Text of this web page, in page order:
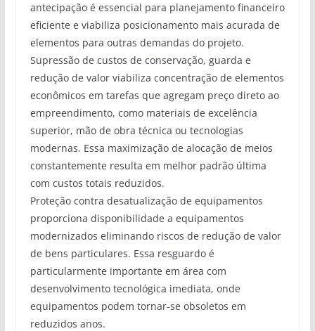
antecipação é essencial para planejamento financeiro
eficiente e viabiliza posicionamento mais acurada de
elementos para outras demandas do projeto.
Supressão de custos de conservação, guarda e
redução de valor viabiliza concentração de elementos
econômicos em tarefas que agregam preço direto ao
empreendimento, como materiais de excelência
superior, mão de obra técnica ou tecnologias
modernas. Essa maximização de alocação de meios
constantemente resulta em melhor padrão última
com custos totais reduzidos.
Proteção contra desatualização de equipamentos
proporciona disponibilidade a equipamentos
modernizados eliminando riscos de redução de valor
de bens particulares. Essa resguardo é
particularmente importante em área com
desenvolvimento tecnológica imediata, onde
equipamentos podem tornar-se obsoletos em
reduzidos anos.